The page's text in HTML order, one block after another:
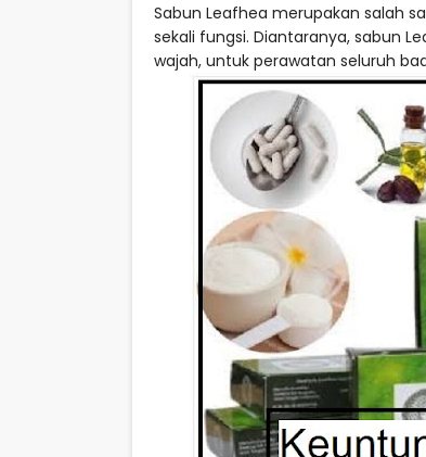
Sabun Leafhea merupakan salah
sekali fungsi. Diantaranya, sabun
wajah, untuk perawatan seluruh